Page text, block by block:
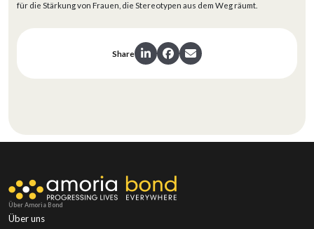
für die Stärkung von Frauen, die Stereotypen aus dem Weg räumt.
Share
Über Amoria Bond
Über uns